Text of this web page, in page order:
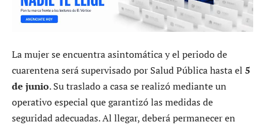
La mujer se encuentra asintomática y el periodo de
cuarentena será supervisado por Salud Pública hasta el 5
de junio. Su traslado a casa se realizó mediante un
operativo especial que garantizó las medidas de
seguridad adecuadas. Al llegar, deberá permanecer en